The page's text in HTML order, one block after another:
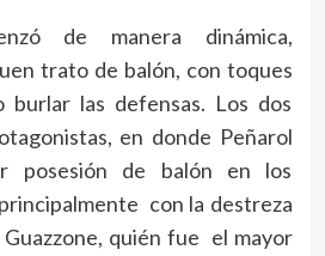
de manera dinámica,
trato de balón, con toques
burlar las defensas. Los dos
en donde Peñarol
posesión de balón en los
con la destreza
quién fue el mayor